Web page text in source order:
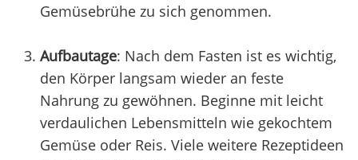
Gemüsebrühe zu sich genommen.
Aufbautage: Nach dem Fasten ist es wichtig,
den Körper langsam wieder an feste
Nahrung zu gewöhnen. Beginne mit leicht
verdaulichen Lebensmitteln wie gekochtem
Gemüse oder Reis. Viele weitere Rezeptideen